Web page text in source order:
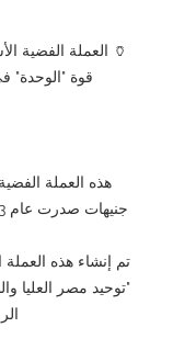
🏺 العملة الفضية
قوة "الوحدة"
جنيهات صدرت عام 1993، "رمز التوحيد"،
تم إنشاء هذه العملة
"توحيد مصر العليا